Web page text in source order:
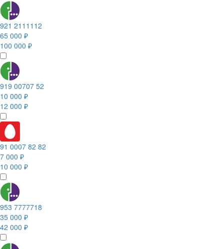
921 2111112
65 000 ₽
100 000 ₽
919 00707 52
10 000 ₽
12 000 ₽
91 0007 82 82
7 000 ₽
10 000 ₽
953 7777718
35 000 ₽
42 000 ₽